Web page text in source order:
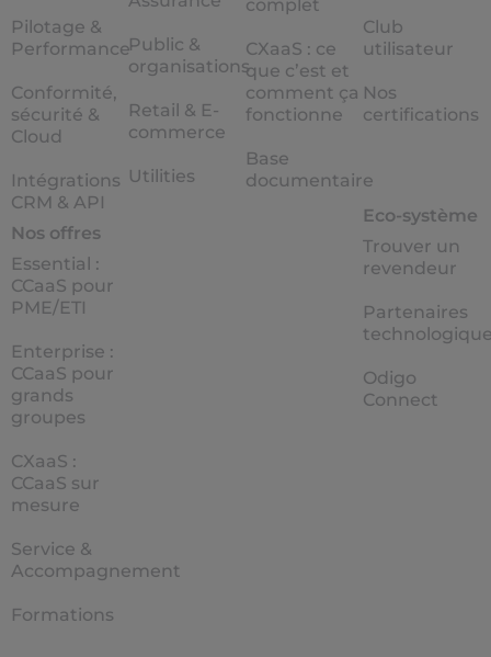
Pilotage &
Performance
Conformité,
sécurité &
Cloud
Intégrations
CRM & API
Nos offres
Essential :
CCaaS pour
PME/ETI
Enterprise :
CCaaS pour
grands
groupes
CXaaS :
CCaaS sur
mesure
Service &
Accompagnement
Formations
Public &
organisations
Retail & E-
commerce
Utilities
complet
CXaaS : ce
que c’est et
comment ça
fonctionne
Base
documentaire
Club
utilisateur
Nos
certifications
Eco-système
Trouver un
revendeur
Partenaires
Odigo
Connect